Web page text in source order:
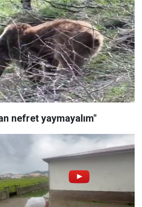
nefret yaymayalım"